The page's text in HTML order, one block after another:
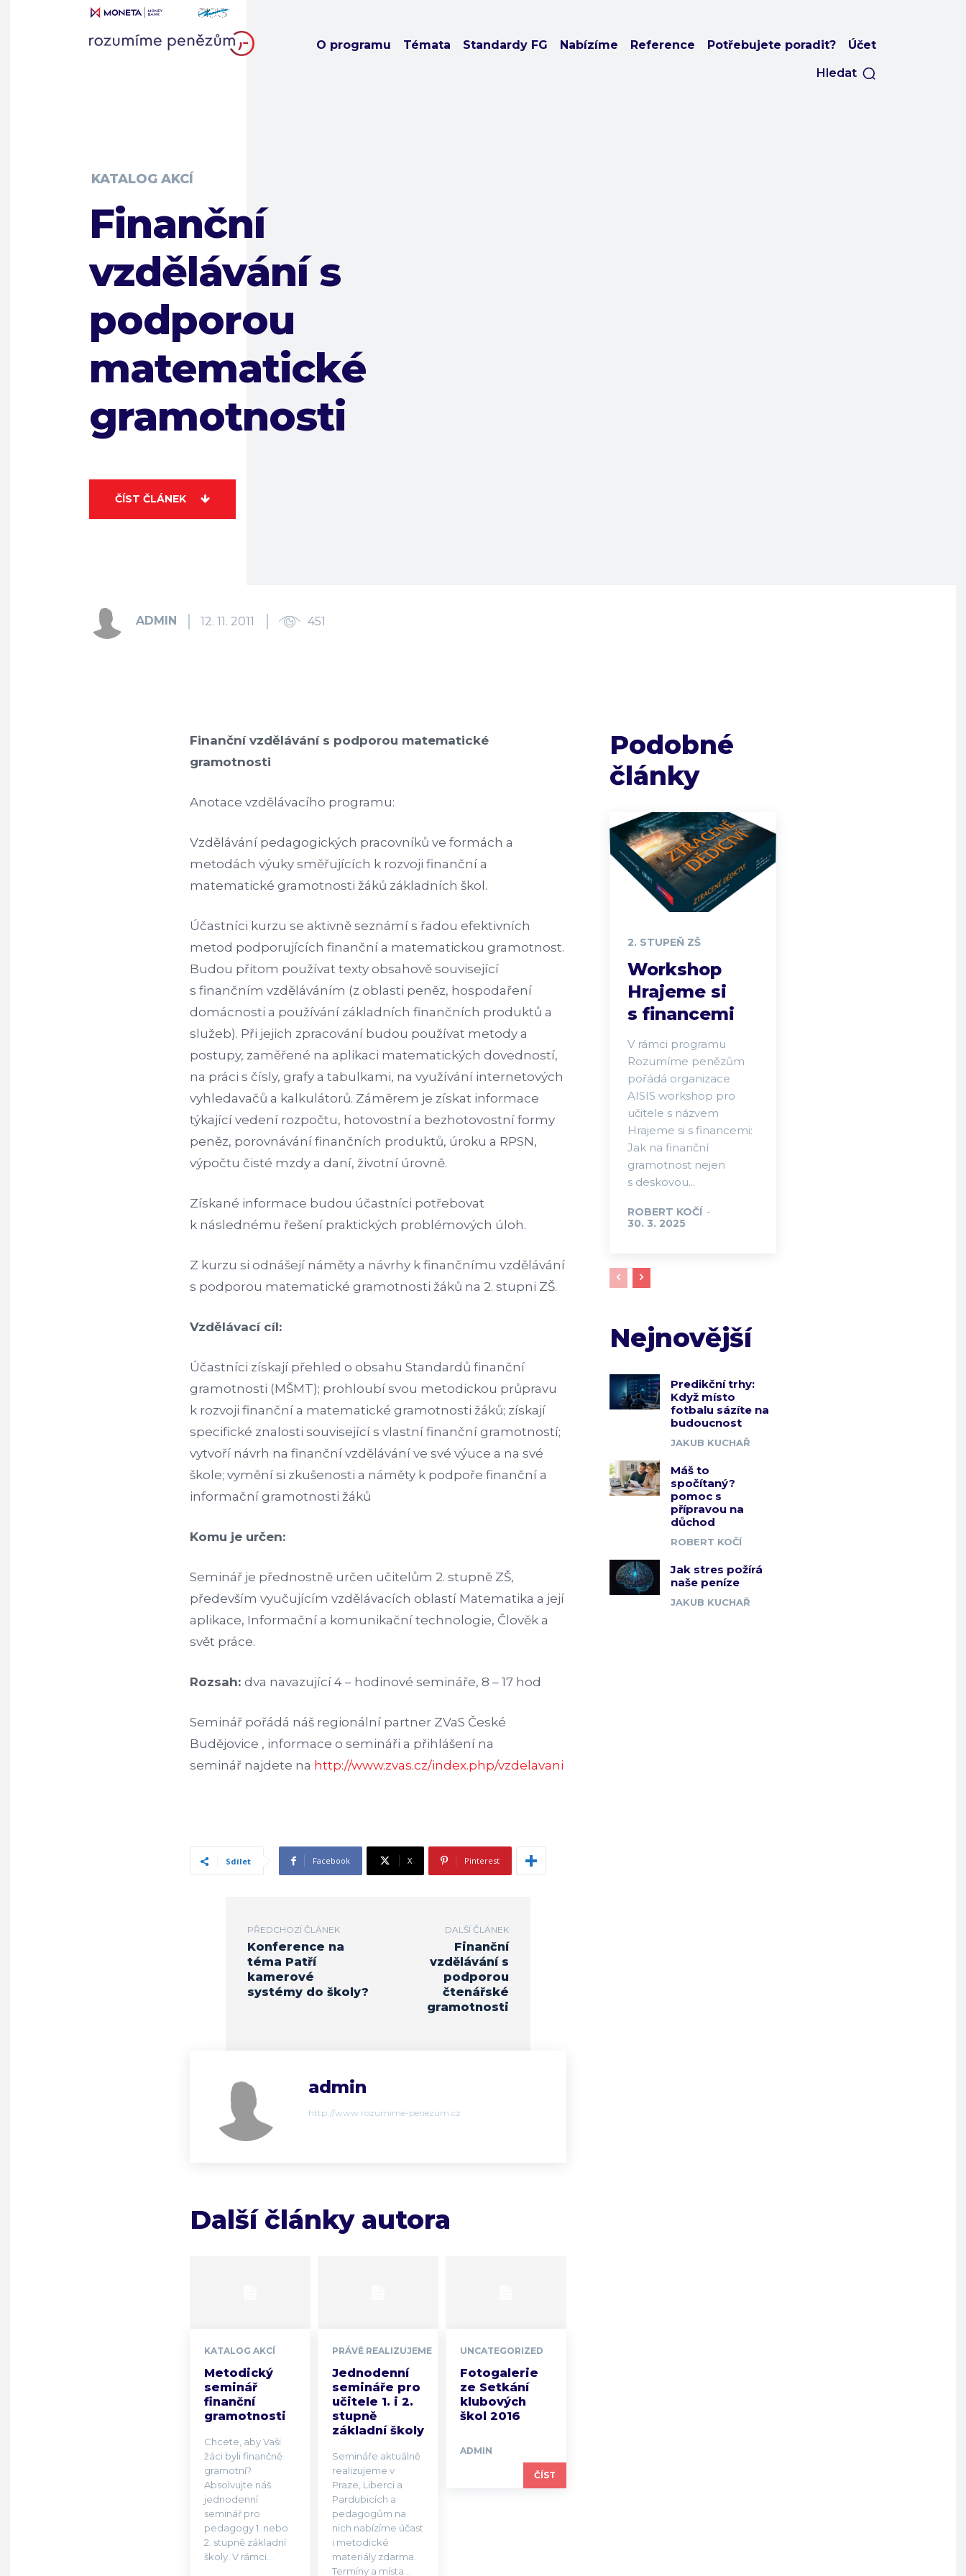
O programu Témata Standardy FG Nabízíme Reference Potřebujete poradit? Účet
Hledat
KATALOG AKCÍ
Finanční
vzdělávání s
podporou
matematické
gramotnosti
ČÍST ČLÁNEK
ADMIN 12. 11. 2011 451
Finanční vzdělávání s podporou matematické
gramotnosti
Anotace vzdělávacího programu:
Vzdělávání pedagogických pracovníků ve formách a
metodách výuky směřujících k rozvoji finanční a
matematické gramotnosti žáků základních škol.
Účastníci kurzu se aktivně seznámí s řadou efektivních
metod podporujících finanční a matematickou gramotnost.
Budou přitom používat texty obsahově související
s finančním vzděláváním (z oblasti peněz, hospodaření
domácnosti a používání základních finančních produktů a
služeb). Při jejich zpracování budou používat metody a
postupy, zaměřené na aplikaci matematických dovedností,
na práci s čísly, grafy a tabulkami, na využívání internetových
vyhledavačů a kalkulátorů. Záměrem je získat informace
týkající vedení rozpočtu, hotovostní a bezhotovostní formy
peněz, porovnávání finančních produktů, úroku a RPSN,
výpočtu čisté mzdy a daní, životní úrovně.
Získané informace budou účastníci potřebovat
k následnému řešení praktických problémových úloh.
Z kurzu si odnášejí náměty a návrhy k finančnímu vzdělávání
s podporou matematické gramotnosti žáků na 2. stupni ZŠ.
Vzdělávací cíl:
Účastníci získají přehled o obsahu Standardů finanční
gramotnosti (MŠMT); prohloubí svou metodickou průpravu
k rozvoji finanční a matematické gramotnosti žáků; získají
specifické znalosti související s vlastní finanční gramotností;
vytvoří návrh na finanční vzdělávání ve své výuce a na své
škole; vymění si zkušenosti a náměty k podpoře finanční a
informační gramotnosti žáků
Komu je určen:
Seminář je přednostně určen učitelům 2. stupně ZŠ,
především vyučujícím vzdělávacích oblastí Matematika a její
aplikace, Informační a komunikační technologie, Člověk a
svět práce.
Rozsah: dva navazující 4 – hodinové semináře, 8 – 17 hod
Seminář pořádá náš regionální partner ZVaS České
Budějovice , informace o semináři a přihlášení na
seminář najdete na http://www.zvas.cz/index.php/vzdelavani
Sdílet Facebook X Pinterest
PŘEDCHOZÍ ČLÁNEK
Konference na
téma Patří
kamerové
systémy do školy?
DALŠÍ ČLÁNEK
Finanční
vzdělávání s
podporou
čtenářské
gramotnosti
admin
http://www.rozumime-penezum.cz
Další články autora
KATALOG AKCÍ
Metodický
seminář
finanční
gramotnosti
Chcete, aby Vaši
žáci byli finančně
gramotní?
Absolvujte náš
jednodenní
seminář pro
pedagogy 1. nebo
2. stupně základní
školy. V rámci...
PRÁVĚ REALIZUJEME
Jednodenní
semináře pro
učitele 1. i 2.
stupně
základní školy
Semináře aktuálně
realizujeme v
Praze, Liberci a
Pardubicích a
pedagogům na
nich nabízíme účast
i metodické
materiály zdarma.
Termíny a místa...
UNCATEGORIZED
Fotogalerie
ze Setkání
klubových
škol 2016
ADMIN
ČÍST
Podobné
články
2. STUPEŇ ZŠ
Workshop
Hrajeme si
s financemi
V rámci programu
Rozumíme penězům
pořádá organizace
AISIS workshop pro
učitele s názvem
Hrajeme si s financemi:
Jak na finanční
gramotnost nejen
s deskovou...
ROBERT KOČÍ -
30. 3. 2025
Nejnovější
Predikční trhy:
Když místo
fotbalu sázíte na
budoucnost
JAKUB KUCHAŘ
Máš to
spočítaný?
pomoc s
přípravou na
důchod
ROBERT KOČÍ
Jak stres požírá
naše peníze
JAKUB KUCHAŘ